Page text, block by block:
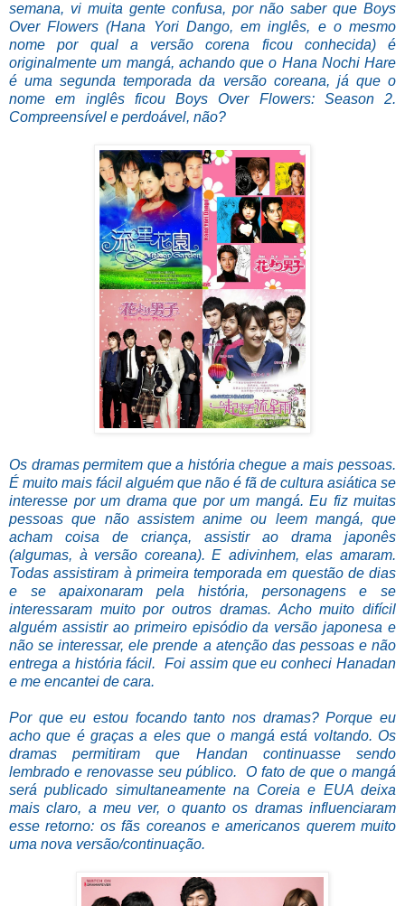
semana, vi muita gente confusa, por não saber que Boys
Over Flowers (Hana Yori Dango, em inglês, e o mesmo
nome por qual a versão corena ficou conhecida) é
originalmente um mangá, achando que o Hana Nochi Hare
é uma segunda temporada da versão coreana, já que o
nome em inglês ficou Boys Over Flowers: Season 2.
Compreensível e perdoável, não?
Os dramas permitem que a história chegue a mais pessoas.
É muito mais fácil alguém que não é fã de cultura asiática se
interesse por um drama que por um mangá. Eu fiz muitas
pessoas que não assistem anime ou leem mangá, que
acham coisa de criança, assistir ao drama japonês
(algumas, à versão coreana). E adivinhem, elas amaram.
Todas assistiram à primeira temporada em questão de dias
e se apaixonaram pela história, personagens e se
interessaram muito por outros dramas. Acho muito difícil
alguém assistir ao primeiro episódio da versão japonesa e
não se interessar, ele prende a atenção das pessoas e não
entrega a história fácil. Foi assim que eu conheci Hanadan
e me encantei de cara.
Por que eu estou focando tanto nos dramas? Porque eu
acho que é graças a eles que o mangá está voltando. Os
dramas permitiram que Handan continuasse sendo
lembrado e renovasse seu público. O fato de que o mangá
será publicado simultaneamente na Coreia e EUA deixa
mais claro, a meu ver, o quanto os dramas influenciaram
esse retorno: os fãs coreanos e americanos querem muito
uma nova versão/continuação.